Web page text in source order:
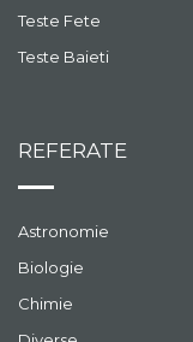
Teste Fete
Teste Baieti
REFERATE
Astronomie
Biologie
Chimie